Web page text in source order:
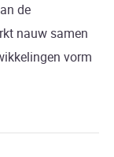
de
nauw samen
vorm